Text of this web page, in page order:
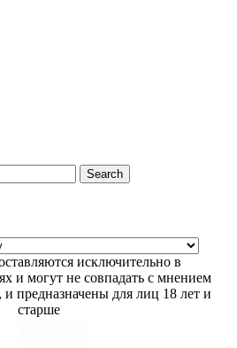
Search
исключительно в
и могут не совпадать с мнением
предназначены для лиц 18 лет и
старше